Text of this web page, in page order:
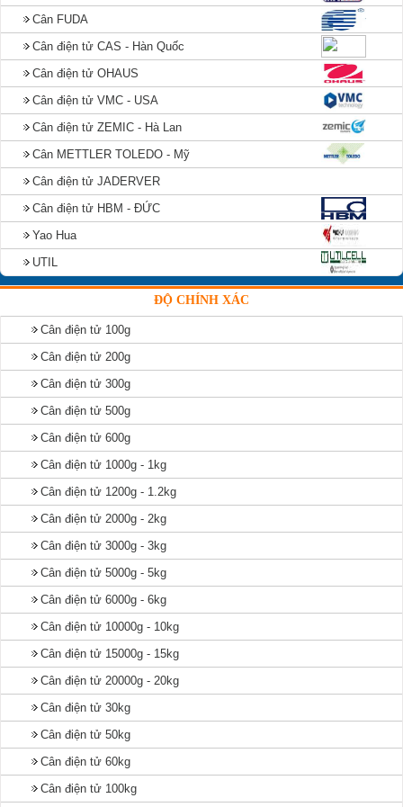
Cân FUDA
Cân điện tử CAS - Hàn Quốc
Cân điện tử OHAUS
Cân điện tử VMC - USA
Cân điện tử ZEMIC - Hà Lan
Cân METTLER TOLEDO - Mỹ
Cân điện tử JADERVER
Cân điện tử HBM - ĐỨC
Yao Hua
UTIL
ĐỘ CHÍNH XÁC
Cân điện tử 100g
Cân điện tử 200g
Cân điện tử 300g
Cân điện tử 500g
Cân điện tử 600g
Cân điện tử 1000g - 1kg
Cân điện tử 1200g - 1.2kg
Cân điện tử 2000g - 2kg
Cân điện tử 3000g - 3kg
Cân điện tử 5000g - 5kg
Cân điện tử 6000g - 6kg
Cân điện tử 10000g - 10kg
Cân điện tử 15000g - 15kg
Cân điện tử 20000g - 20kg
Cân điện tử 30kg
Cân điện tử 50kg
Cân điện tử 60kg
Cân điện tử 100kg